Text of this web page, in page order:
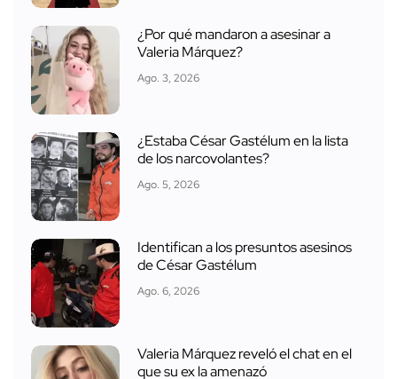
¿Por qué mandaron a asesinar a
Valeria Márquez?
Ago. 3, 2026
¿Estaba César Gastélum en la lista
de los narcovolantes?
Ago. 5, 2026
Identifican a los presuntos asesinos
de César Gastélum
Ago. 6, 2026
Valeria Márquez reveló el chat en el
que su ex la amenazó